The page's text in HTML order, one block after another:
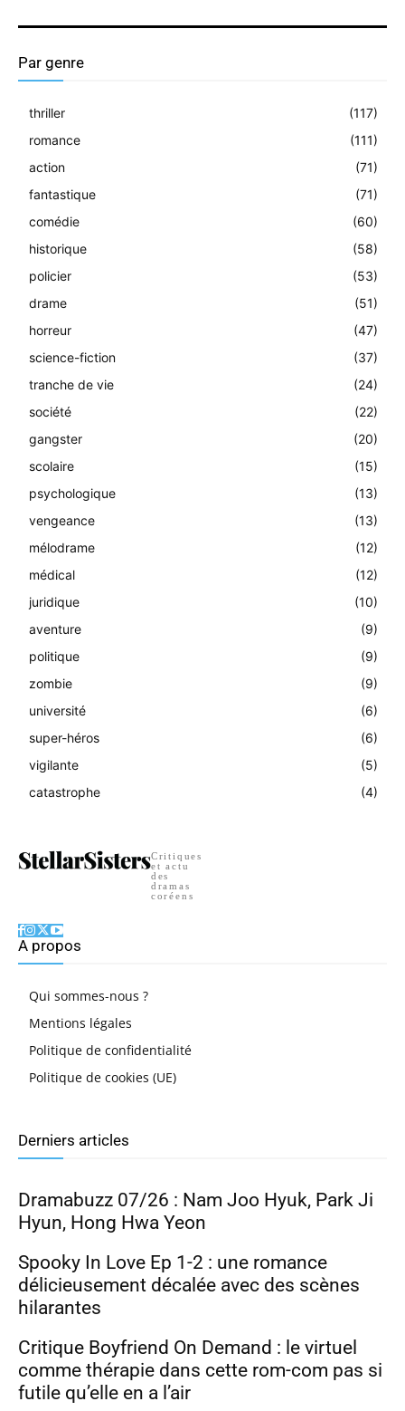
Par genre
thriller
(117)
romance
(111)
action
(71)
fantastique
(71)
comédie
(60)
historique
(58)
policier
(53)
drame
(51)
horreur
(47)
science-fiction
(37)
tranche de vie
(24)
société
(22)
gangster
(20)
scolaire
(15)
psychologique
(13)
vengeance
(13)
mélodrame
(12)
médical
(12)
juridique
(10)
aventure
(9)
politique
(9)
zombie
(9)
université
(6)
super-héros
(6)
vigilante
(5)
catastrophe
(4)
Critiques
et actu
des
dramas
coréens
A propos
Qui sommes-nous ?
Mentions légales
Politique de confidentialité
Politique de cookies (UE)
Derniers articles
Dramabuzz 07/26 : Nam Joo Hyuk, Park Ji
Hyun, Hong Hwa Yeon
Spooky In Love Ep 1-2 : une romance
délicieusement décalée avec des scènes
hilarantes
Critique Boyfriend On Demand : le virtuel
comme thérapie dans cette rom-com pas si
futile qu’elle en a l’air